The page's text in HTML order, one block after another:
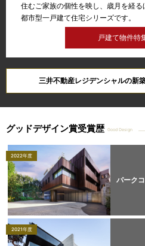
住むご家族の個性を映し、歳月を経る
都市型一戸建て住宅シリーズです。
戸建て物件特
三井不動産レジデンシャルの新
グッドデザイン賞受賞歴
2022年度
パーク
2021年度